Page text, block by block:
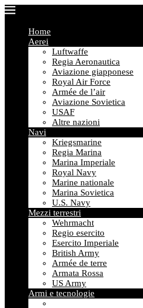
Home
Aerei
Luftwaffe
Regia Aeronautica
Aviazione giapponese
Royal Air Force
Armée de l’air
Aviazione Sovietica
USAF
Altre nazioni
Navi
Kriegsmarine
Regia Marina
Marina Imperiale
Royal Navy
Marine nationale
Marina Sovietica
U.S. Navy
Mezzi terrestri
Wehrmacht
Regio esercito
Esercito Imperiale
British Army
Armée de terre
Armata Rossa
US Army
Armi e tecnologie